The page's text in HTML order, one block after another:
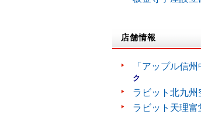
店舗情報
「アップル信
ク
ラビット北九
ラビット天理富